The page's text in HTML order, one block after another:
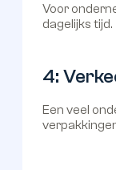
Voor
dagelijks tijd.
4:
Een veel